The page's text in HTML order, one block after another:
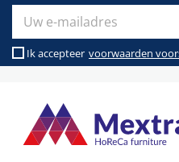
Ik accepteer voorwaarden